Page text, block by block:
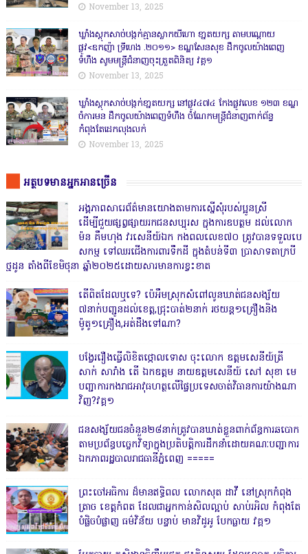
November 13, 2025
ឃ្លាំងស្តុកសាច់បង្កក់គ្មានស្លាកយីហោ ខា្នតយក្ស តាមបណ្តោយ
ផ្លូវ<ឧកញ៉ា ទ្រីហេង .២០១១> ខណ្ឌសែនសុខ ដឹកចូលយ៉ាងពេញ
ទំហឹង សូមមន្ត្រីជំនាញចុះត្រួតពិនិត្យ វគ្គ១
November 13, 2025
ឃ្លាំងស្តុកសាច់បង្កក់ខា្នតយក្ស នៅផ្លូវ៤៧៤ កែងផ្លូវលេខ ១២៣ ខណ្ឌ
ចំការមន ដឹកចូលយ៉ាងពេញទំហឹង ចំណែកមន្ត្រីជំនាញពាក់ព័ន្ធ
កំពុងតែដេកលុងលក់
November 13, 2025
អត្ថបទមានអ្នកអានច្រើន
អង្គភាពសារេព័ត៌មានយោងតាមការស្នើសុំរបស់ប្អូនស្រី
ដើម្បីជួយផ្សព្វផ្សាយរកជនសប្បុរស ក្នុងការឧបត្ថម ដល់លោក
ម៉ន គឹមហុង វរសេនីយ៍ឯក កងពលលេខ៧០ ត្រូវបានទទួលបេ
សកម្ម ទៅឈរជើងការពារទឹកដី ក្នុងតំបន់ទី៣ ប្រាសាទតាក្របី
ថ្មដូន តាំងពីខែមិថុនា ឆ្នាំ២០២៥ដោយសារមានការខ្វះខាត
តើពិតដែលឬទេ? ប៉េអឹមស្រុកសំពៅលូនឃាត់ជនសង្ស័យ
៧នាក់បញ្ជូនដល់ខេត្ត,ជ្រុះបាត់២នាក់ រថយន្ត១គ្រឿងនិង
ម៉ូតូ១គ្រឿង,អត់ដឹងទៅណា?
បង្វែររឿងធ្វើលិខិតថ្កោលទោស ចុះលោក ឧត្តមសេនីយ៍ត្រី
សាក់ សារាំង តើ ឯកឧត្តម នាយឧត្តមសេនីយ៍ សៅ សុខា មេ
បញ្ជាការកងរាជអាវុធហត្ថលើផ្ទៃប្រទេសចាត់វិធានការយ៉ាងណា
វិញ?វគ្គ១
ជនសង្ស័យជនចំនួន២៨នាក់ត្រូវបានឃាត់ខ្លួនពាក់ព័ន្ធការឆបោក
តាមប្រព័ន្ធបច្ចេកវិទ្យាក្នុងប្រតិបត្តិការដឹកនាំដោយគណៈបញ្ជាការ
ឯកភាពរដ្ឋបាលរាជធានីភ្នំពេញ ‎=====
ព្រះចៅអធិការ ដ៏មានឥទ្ធិពល លោកសុត ដាវី នៅស្រុកកំពុង
ត្រាច ខេត្តកំពត ដែលជាអ្នកកាន់សិលល្អាប់ សាប់រអិល កំពុងតែ
បំផ្លិចបំផ្លាញ ធម៌វិន័យ បន្ទាប់ មានវិដូអូ បែកធ្លាយ វគ្គ១